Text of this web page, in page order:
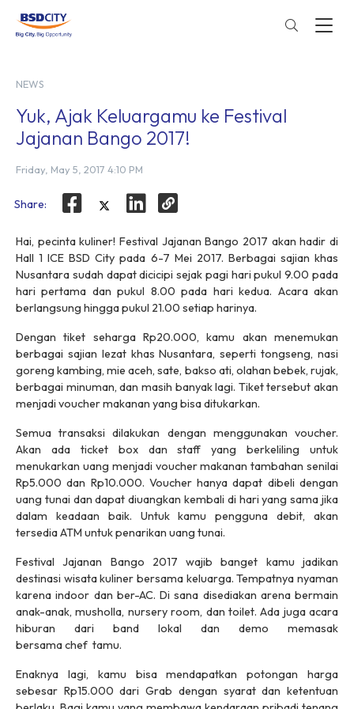
NEWS
Yuk, Ajak Keluargamu ke Festival
Jajanan Bango 2017!
Friday, May 5, 2017 4:10 PM
Share:
Hai, pecinta kuliner! Festival Jajanan Bango 2017 akan hadir di
Hall 1 ICE BSD City pada 6-7 Mei 2017. Berbagai sajian khas
Nusantara sudah dapat dicicipi sejak pagi hari pukul 9.00 pada
hari pertama dan pukul 8.00 pada hari kedua. Acara akan
berlangsung hingga pukul 21.00 setiap harinya.
Dengan tiket seharga Rp20.000, kamu akan menemukan
berbagai sajian lezat khas Nusantara, seperti tongseng, nasi
goreng kambing, mie aceh, sate, bakso ati, olahan bebek, rujak,
berbagai minuman, dan masih banyak lagi. Tiket tersebut akan
menjadi voucher makanan yang bisa ditukarkan.
Semua transaksi dilakukan dengan menggunakan voucher.
Akan ada ticket boxdan staff yang berkeliling untuk
menukarkan uang menjadi voucher makanan tambahan senilai
Rp5.000 dan Rp10.000. Voucher hanya dapat dibeli dengan
uang tunai dan dapat diuangkan kembali di hari yang sama jika
dalam keadaan baik. Untuk kamu pengguna debit, akan
tersedia ATM untuk penarikan uang tunai.
Festival Jajanan Bango 2017 wajib banget kamu jadikan
destinasi wisata kuliner bersama keluarga. Tempatnya nyaman
karenaindoor dan ber-AC. Di sana disediakan arena bermain
anak-anak, musholla, nursery room, dan toilet. Ada juga acara
hiburan dari band lokal dan demo memasak
bersamachef tamu.
Enaknya lagi, kamu bisa mendapatkan potongan harga
sebesar Rp15.000 dari Grab dengan syarat dan ketentuan